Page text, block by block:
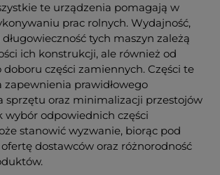
te urządzenia pomagają w
prac rolnych. Wydajność,
tych maszyn zależą
ich konstrukcji, ale również od
części zamiennych. Części te
zapewnienia prawidłowego
sprzętu oraz minimalizacji przestojów
wybór odpowiednich części
stanowić wyzwanie, biorąc pod
dostawców oraz różnorodność